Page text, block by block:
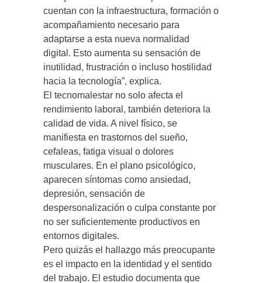
cuentan con la infraestructura, formación o
acompañamiento necesario para
adaptarse a esta nueva normalidad
digital. Esto aumenta su sensación de
inutilidad, frustración o incluso hostilidad
hacia la tecnología”, explica.
El tecnomalestar no solo afecta el
rendimiento laboral, también deteriora la
calidad de vida. A nivel físico, se
manifiesta en trastornos del sueño,
cefaleas, fatiga visual o dolores
musculares. En el plano psicológico,
aparecen síntomas como ansiedad,
depresión, sensación de
despersonalización o culpa constante por
no ser suficientemente productivos en
entornos digitales.
Pero quizás el hallazgo más preocupante
es el impacto en la identidad y el sentido
del trabajo. El estudio documenta que